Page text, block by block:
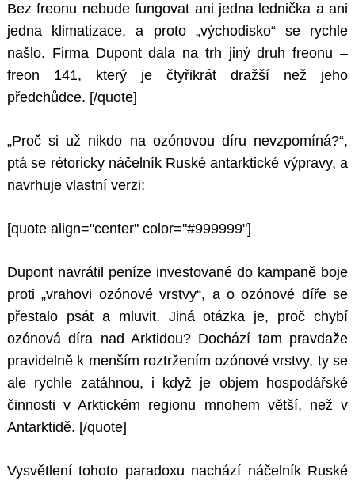
Bez freonu nebude fungovat ani jedna lednička a ani
jedna klimatizace, a proto „východisko“ se rychle
našlo. Firma Dupont dala na trh jiný druh freonu –
freon 141, který je čtyřikrát dražší než jeho
předchůdce. [/quote]
„Proč si už nikdo na ozónovou díru nevzpomíná?“,
ptá se rétoricky náčelník Ruské antarktické výpravy, a
navrhuje vlastní verzi:
[quote align="center" color="#999999"]
Dupont navrátil peníze investované do kampaně boje
proti „vrahovi ozónové vrstvy“, a o ozónové díře se
přestalo psát a mluvit. Jiná otázka je, proč chybí
ozónová díra nad Arktidou? Dochází tam pravdaže
pravidelně k menším roztržením ozónové vrstvy, ty se
ale rychle zatáhnou, i když je objem hospodářské
činnosti v Arktickém regionu mnohem větší, než v
Antarktidě. [/quote]
Vysvětlení tohoto paradoxu nachází náčelník Ruské